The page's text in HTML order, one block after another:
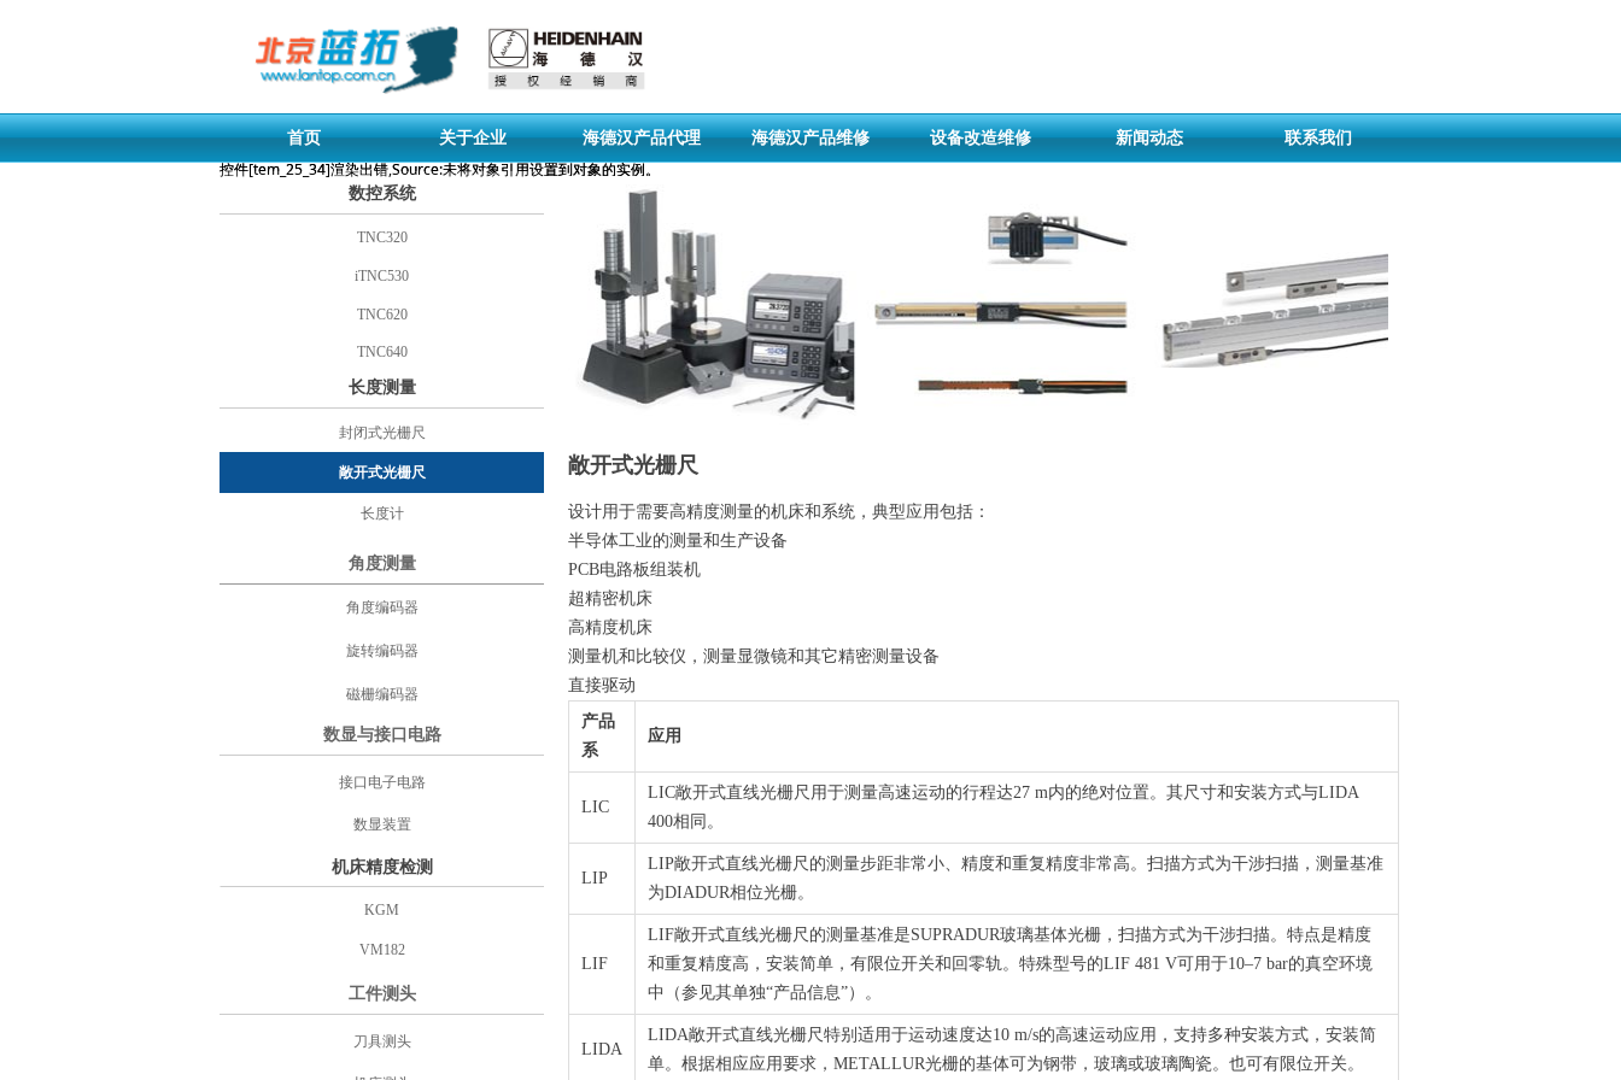
首页 关于企业 海德汉产品代理 海德汉产品维修 设备改造维修 新闻动态 联系我们
数控系统
敞开式光栅尺
设计用于需要高精度测量的机床和系统，典型应用包括：
半导体工业的测量和生产设备
PCB电路板组装机
超精密机床
高精度机床
测量机和比较仪，测量显微镜和其它精密测量设备
直接驱动
产品
系
应用
LIC
LIC敞开式直线光栅尺用于测量高速运动的行程达27 m内的绝对位置。其尺寸和安装方式与LIDA
400相同。
LIP
LIP敞开式直线光栅尺的测量步距非常小、精度和重复精度非常高。扫描方式为干涉扫描，测量基准
为DIADUR相位光栅。
LIF
LIF敞开式直线光栅尺的测量基准是SUPRADUR玻璃基体光栅，扫描方式为干涉扫描。特点是精度
和重复精度高，安装简单，有限位开关和回零轨。特殊型号的LIF 481 V可用于10–7 bar的真空环境
中（参见其单独“产品信息”）。
LIDA
LIDA敞开式直线光栅尺特别适用于运动速度达10 m/s的高速运动应用，支持多种安装方式，安装简
单。根据相应应用要求，METALLUR光栅的基体可为钢带，玻璃或玻璃陶瓷。也可有限位开关。
控件[tem_25_34]渲染出错,Source:未将对象引用设置到对象的实例。
长度测量
TNC320
iTNC530
TNC620
TNC640
封闭式光栅尺
敞开式光栅尺
长度计
角度测量
角度编码器
旋转编码器
磁栅编码器
数显与接口电路
接口电子电路
数显装置
机床精度检测
KGM
VM182
工件测头
刀具测头
控件[tem_25_34]渲染出错,Source:未将对象引用设置到对象的实例。